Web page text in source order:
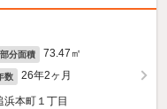
分面積 73.47㎡
数 26年2ヶ月
本町１丁目